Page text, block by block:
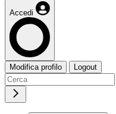
Accedi
Modifica profilo Logout